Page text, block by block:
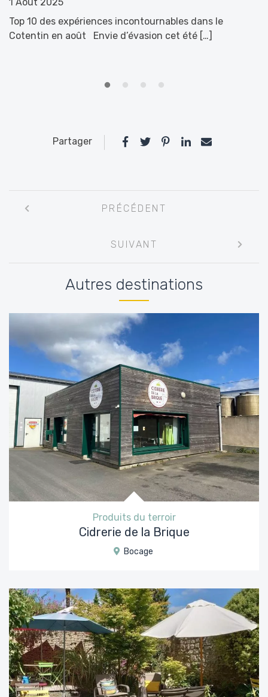
Top 10 des expériences incontournables dans le
Cotentin en août Envie d’évasion cet été […]
Partager
entre
PRÉCÉDENT
SUIVANT
Autres destinations
Produits du terroir
Cidrerie de la Brique
Bocage